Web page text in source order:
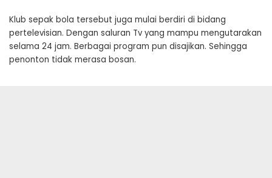
Klub sepak bola tersebut juga mulai berdiri di bidang
pertelevisian. Dengan saluran Tv yang mampu mengutarakan
selama 24 jam. Berbagai program pun disajikan. Sehingga
penonton tidak merasa bosan.